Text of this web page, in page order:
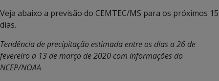
Veja abaixo a previsão do CEMTEC/MS para os próximos 15
dias.
Tendência de precipitação estimada entre os dias a 26 de
fevereiro a 13 de março de 2020 com informações do
NCEP/NOAA